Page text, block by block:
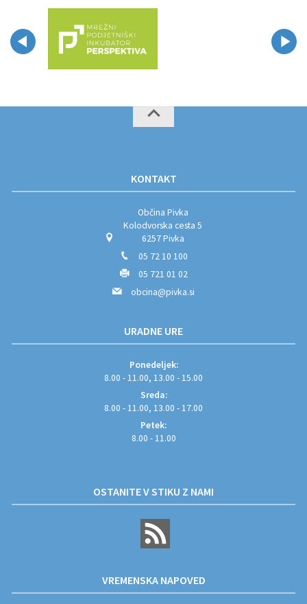
KONTAKT
Občina Pivka
Kolodvorska cesta 5
6257 Pivka
05 72 10 100
05 721 01 02
obcina@pivka.si
URADNE URE
Ponedeljek:
8.00 - 11.00, 13.00 - 15.00
Sreda:
8.00 - 11.00, 13.00 - 17.00
Petek:
8.00 - 11.00
OSTANITE V STIKU Z NAMI
VREMENSKA NAPOVED